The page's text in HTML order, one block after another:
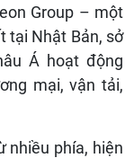
Group – một
tại Nhật Bản, sở
Á hoạt động
mại, vận tải,
nhiều phía, hiện